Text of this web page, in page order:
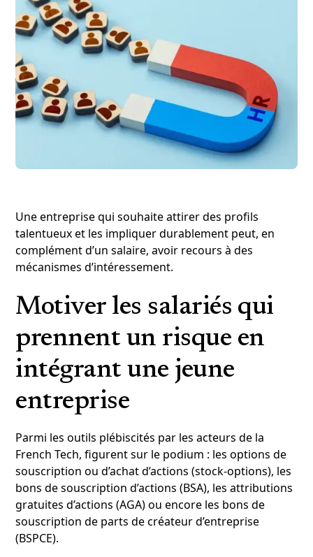
Une entreprise qui souhaite attirer des profils
talentueux et les impliquer durablement peut, en
complément d’un salaire, avoir recours à des
mécanismes d’intéressement.
Motiver les salariés qui
prennent un risque en
intégrant une jeune
entreprise
Parmi les outils plébiscités par les acteurs de la
French Tech, figurent sur le podium : les options de
souscription ou d’achat d’actions (stock-options), les
bons de souscription d’actions (BSA), les attributions
gratuites d’actions (AGA) ou encore les bons de
souscription de parts de créateur d’entreprise
(BSPCE).